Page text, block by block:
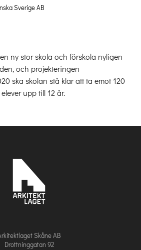
ny stor skola och förskola nyligen
och projekteringen
ska skolan stå klar att ta emot 120
upp till 12 år.
Sverige AB
Skåne AB
Drottninggatan 92